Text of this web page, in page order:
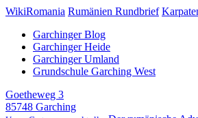
WikiRomania Rumänien Rundbrief
Garchinger Blog
Garchinger Heide
Garchinger Umland
Grundschule Garching West
Goetheweg 3
85748 Garching